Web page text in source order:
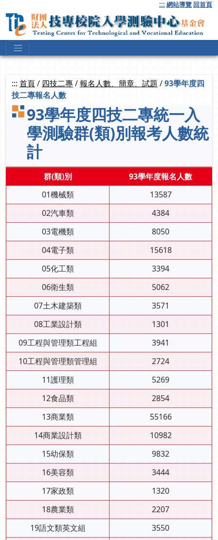
到
要
::: 網站導覽 回首頁
::: 首頁/ 四技二專/報名人數、簡章、試題 /93學年度四
技二專報名人數
93學年度四技二專統一入
學測驗群(類)別報考人數統
計
群(類)別
93學年度報名人數
01機械類
13587
02汽車類
4384
03電機類
8050
04電子類
15618
05化工類
3394
06衛生類
5062
07土木建築類
3571
08工業設計類
1301
09工程與管理類工程組
3941
10工程與管理類管理組
2724
11護理類
5269
12食品類
2854
13商業類
55166
14商業設計類
10982
15幼保類
9832
16美容類
3444
17家政類
1320
18農業類
2207
19語文類英文組
3550